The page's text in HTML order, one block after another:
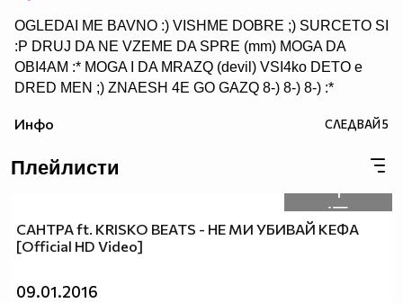
OGLEDAI ME BAVNO :) VISHME DOBRE ;) SURCETO SI
:P DRUJ DA NE VZEME DA SPRE (mm) MOGA DA
OBI4AM :* MOGA I DA MRAZQ (devil) VSI4ko DETO e
DRED MEN ;) ZNAESH 4E GO GAZQ 8-) 8-) 8-) :*
Инфо СЛЕДВАЙ5
Плейлисти
1
САНТРА ft. KRISKO BEATS - НЕ МИ УБИВАЙ КЕФА
[Official HD Video]
09.01.2016